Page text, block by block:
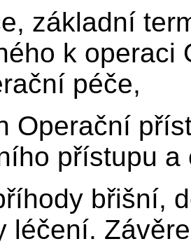
základní
k operaci
péče,
Operační
přístupu a
břišní,
léčení.